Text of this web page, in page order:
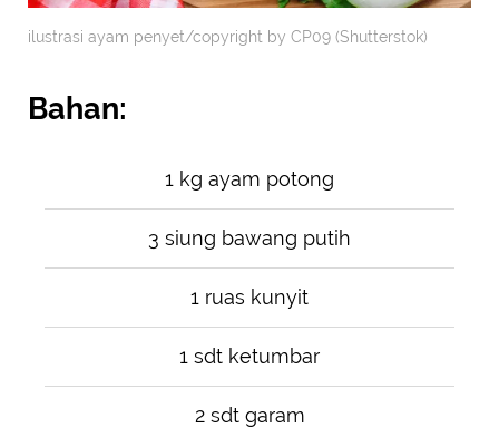
ilustrasi ayam penyet/copyright by CP09 (Shutterstok)
Bahan:
1 kg ayam potong
3 siung bawang putih
1 ruas kunyit
1 sdt ketumbar
2 sdt garam